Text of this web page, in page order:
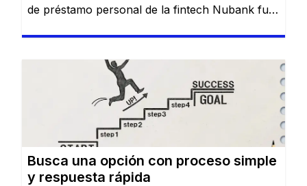
de préstamo personal de la fintech Nubank fue
desde la aplicación en pocos minutos. 💰 Ideal
para: usuarios que ya utilizan una cuenta digital
y buscan crédito rápido. TurboPeso La
plataforma se destaca por […]
Busca una opción con proceso simple
y respuesta rápida